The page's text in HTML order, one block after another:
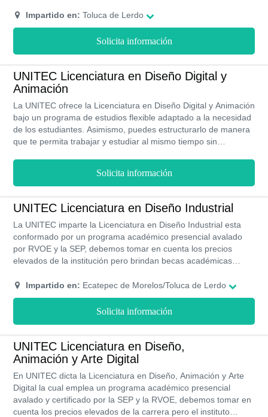
sobresalientes.
Impartido en: Toluca de Lerdo
Solicita información
UNITEC Licenciatura en Diseño Digital y
Animación
La UNITEC ofrece la Licenciatura en Diseño Digital y Animación
bajo un programa de estudios flexible adaptado a la necesidad
de los estudiantes. Asimismo, puedes estructurarlo de manera
que te permita trabajar y estudiar al mismo tiempo sin
Reconocimiento Validez Oficial de Estudios y acreditación de la
SEP.
Solicita información
UNITEC Licenciatura en Diseño Industrial
La UNITEC imparte la Licenciatura en Diseño Industrial esta
conformado por un programa académico presencial avalado
por RVOE y la SEP, debemos tomar en cuenta los precios
elevados de la institución pero brindan becas académicas
sobresaliente.
Impartido en: Ecatepec de Morelos/Toluca de Lerdo
Solicita información
UNITEC Licenciatura en Diseño,
Animación y Arte Digital
En UNITEC dicta la Licenciatura en Diseño, Animación y Arte
Digital la cual emplea un programa académico presencial
avalado y certificado por la SEP y la RVOE, debemos tomar en
cuenta los precios elevados de la carrera pero el instituto